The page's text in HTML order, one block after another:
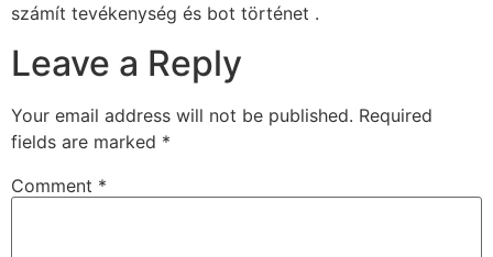
számít tevékenység és bot történet .
Leave a Reply
Your email address will not be published. Required
fields are marked *
Comment *